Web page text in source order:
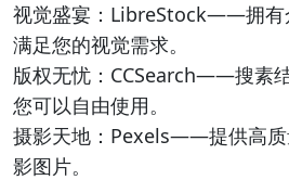
视觉盛宴：LibreStock——拥有
满足您的视觉需求。
版权无忧：CCSearch——搜素
您可以自由使用。
摄影天地：Pexels——提供高质
影图片。